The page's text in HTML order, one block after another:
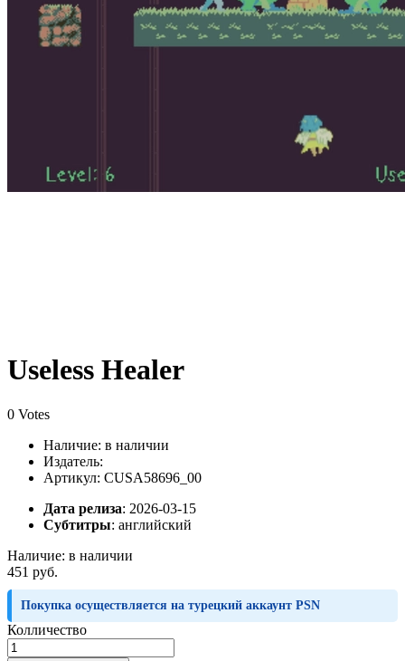
Useless Healer
0 Votes
Наличие: в наличии
Издатель:
Артикул: CUSA58696_00
Дата релиза: 2026-03-15
Субтитры: английский
Наличие: в наличии
451 руб.
Покупка осуществляется на турецкий аккаунт PSN
Колличество